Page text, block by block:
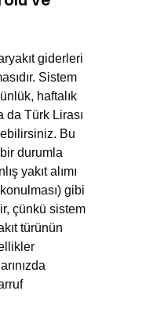
giderleri
Sistem
haftalık
da Türk Lirası
Bu
durumla
yakıt alımı
gibi
çünkü sistem
türünün